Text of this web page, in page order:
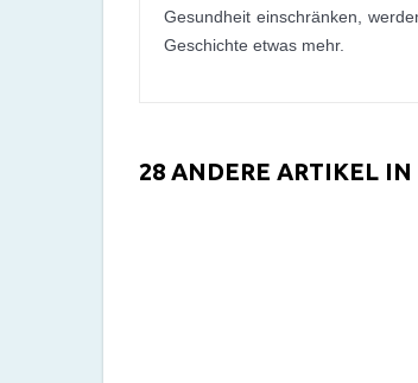
Gesundheit einschränken,
Geschichte etwas mehr.
28 ANDERE ARTIKEL